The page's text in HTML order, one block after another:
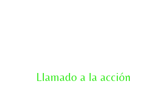
Llamado a la acción